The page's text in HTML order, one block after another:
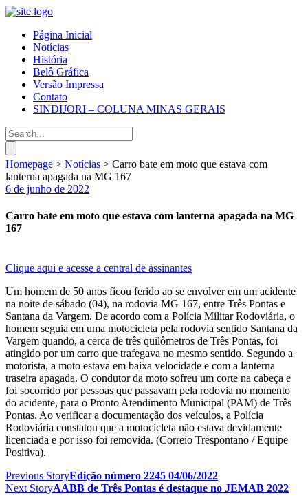
Página Inicial
Notícias
História
Belô Gráfica
Versão Impressa
Contato
SINDIJORI – COLUNA MINAS GERAIS
Homepage > Notícias > Carro bate em moto que estava com
lanterna apagada na MG 167
6 de junho de 2022
Carro bate em moto que estava com lanterna apagada na MG
167
Clique aqui e acesse a central de assinantes
Um homem de 50 anos ficou ferido ao se envolver em um acidente
na noite de sábado (04), na rodovia MG 167, entre Três Pontas e
Santana da Vargem. De acordo com a Polícia Militar Rodoviária, o
homem seguia em uma motocicleta pela rodovia sentido Santana da
Vargem quando, a cerca de três quilômetros de Três Pontas, foi
atingido por um carro que trafegava no mesmo sentido. Segundo a
motorista, a moto estava em baixa velocidade e com a lanterna
traseira apagada. O condutor da moto sofreu um corte na cabeça e
foi socorrido por pessoas que passavam pela rodovia no momento
do acidente, para o Pronto Atendimento Municipal (PAM) de Três
Pontas. Ao verificar a documentação dos veículos, a Polícia
Rodoviária constatou que a motocicleta não estava devidamente
licenciada e por isso foi removida. (Correio Trespontano / Equipe
Positiva).
Previous StoryEdição número 2245 04/06/2022
Next StoryAABB de Três Pontas é destaque no JEMAB 2022